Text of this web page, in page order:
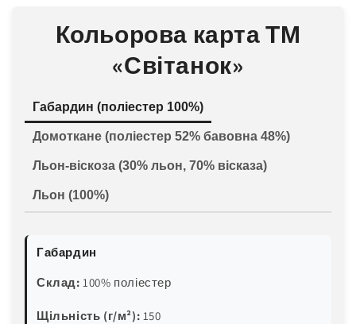
Кольорова карта ТМ
«Світанок»
Габардин (поліестер 100%)
Домоткане (поліестер 52% бавовна 48%)
Льон-віскоза (30% льон, 70% вісказа)
Льон (100%)
Габардин
Склад: 100% поліестер
Щільність (г/м²): 150